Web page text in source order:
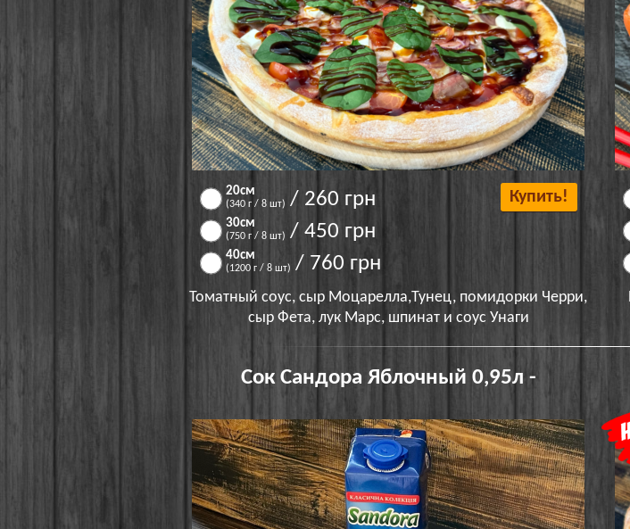
20см
(340 г / 8 шт) / 260 грн
30см
(750 г / 8 шт) / 450 грн
40см
(1200 г / 8 шт) / 760 грн
Купить!
Томатный соус, сыр Моцарелла,Тунец, помидорки Черри,
сыр Фета, лук Марс, шпинат и соус Унаги
Сок Сандора Яблочный 0,95л -